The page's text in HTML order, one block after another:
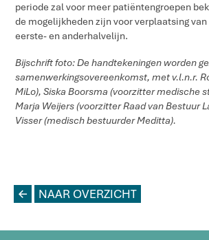
periode zal voor meer patiëntengroepen
de mogelijkheden zijn voor verplaatsing van
eerste- en anderhalvelijn.
Bijschrift foto: De handtekeningen worden
samenwerkingsovereenkomst, met v.l.n.r.
MiLo), Siska Boorsma (voorzitter medische
Marja Weijers (voorzitter Raad van Bestuur
Visser (medisch bestuurder Meditta).
L NAAR OVERZICHT